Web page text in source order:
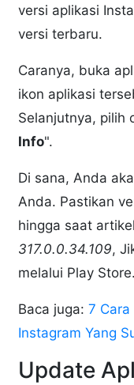
versi aplikasi
versi terbaru.
Caranya, buka
ikon aplikasi
Selanjutnya, pilih
Info".
Di sana, Anda
Anda. Pastikan
hingga saat
317.0.0.34.109,
melalui Play Store.
Baca juga:7
Instagram Yang
Update